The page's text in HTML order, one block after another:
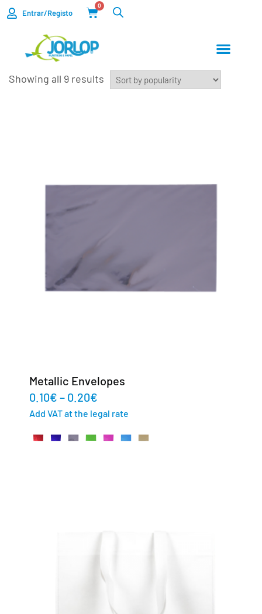
Entrar/Registo
0
Showing all 9 results
Metallic Envelopes
0.10€ – 0.20€
Add VAT at the legal rate